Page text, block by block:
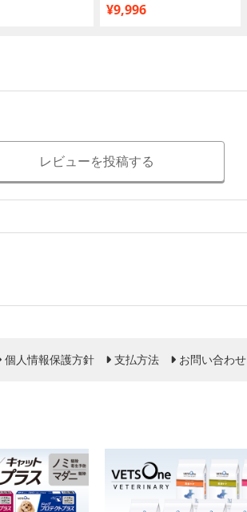
¥9,996
レビューを投稿する
個人情報保護方針 支払方法 お問い合わせ